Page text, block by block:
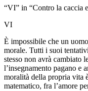
“VI” in “Contro la caccia
VI
È impossibile che un
morale. Tutti i suoi
stesso non avrà cambiato
l’insegnamento pagano e
moralità della propria vita
matematico, fra l’amore